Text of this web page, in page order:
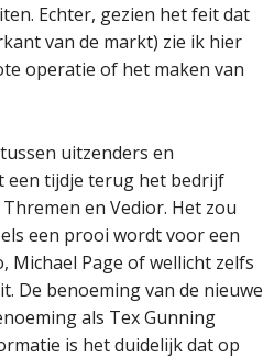
Echter, gezien het feit dat
van de markt) zie ik hier
operatie of het maken van
uitzenders en
een tijdje terug het bedrijf
en Vedior. Het zou
een prooi wordt voor een
Michael Page of wellicht zelfs
De benoeming van de nieuwe
als Tex Gunning
is het duidelijk dat op